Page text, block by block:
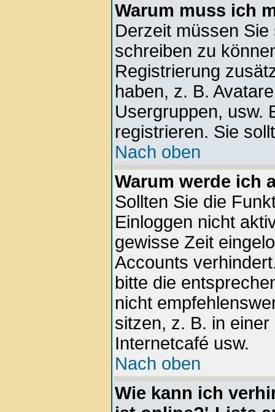
Warum muss ich
Derzeit müssen
schreiben zu
Registrierung
haben, z. B.
Usergruppen, usw.
registrieren. Sie
Nach oben
Warum werde ich
Sollten Sie die
Einloggen nicht
gewisse Zeit
Accounts
bitte die
nicht
sitzen, z. B. in
Internetcafé usw.
Nach oben
Wie kann ich